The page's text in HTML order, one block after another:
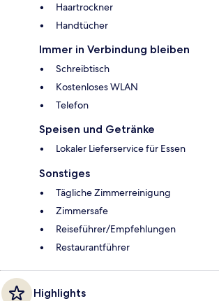
Haartrockner
Handtücher
Immer in Verbindung bleiben
Schreibtisch
Kostenloses WLAN
Telefon
Speisen und Getränke
Lokaler Lieferservice für Essen
Sonstiges
Tägliche Zimmerreinigung
Zimmersafe
Reiseführer/Empfehlungen
Restaurantführer
Highlights